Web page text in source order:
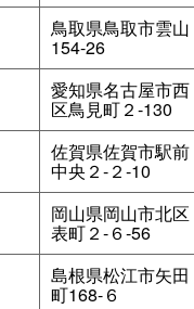
鳥取県鳥取市雲山
154-26
愛知県名古屋市西
区鳥見町２‐130
佐賀県佐賀市駅前
中央２‐２‐10
岡山県岡山市北区
表町２‐６‐56
島根県松江市矢田
町168-６